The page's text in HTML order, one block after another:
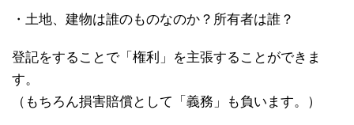
・土地、建物は誰のものなのか？所有者は誰？
登記をすることで「権利」を主張することができま
す。
（もちろん損害賠償として「義務」も負います。）